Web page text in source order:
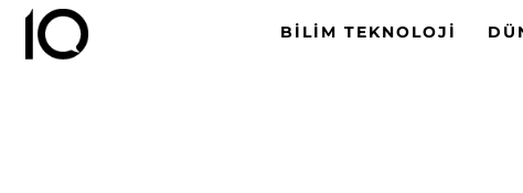
BILIM TEKNOLOJI